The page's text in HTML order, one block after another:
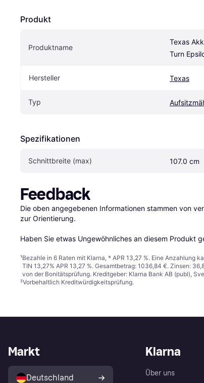
Produkt
Produktname
Texas
Turn
Hersteller Texas
Typ
Spezifikationen
Schnittbreite (max) 107.0 cm
Feedback
Die oben angegebenen Informationen stammen von
zur Orientierung.
Haben Sie etwas Ungewöhnliches an diesem Produkt
¹Bezahle in 6 Raten mit Klarna, * APR 13,27 %. Eine Anzahlung
TIN 13,27% APR 13,27 %. Gesamtbetrag: 1036,84 €. Zinsen:
von der Bonitätsprüfung. Kreditgeber: Klarna Bank AB (publ),
²Vorbehaltlich Kreditwürdigkeitsprüfung.
Klarna
Über uns
Markt
Deutschland